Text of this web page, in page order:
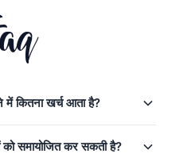
कितना खर्च आता है?
समायोजित कर सकती है?